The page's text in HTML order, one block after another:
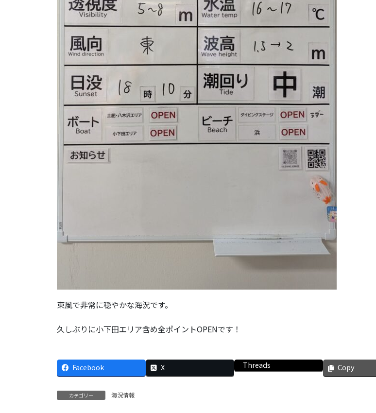
東風で非常に穏やかな海況です。
久しぶりに小下田エリア含め全ポイントOPENです！
Facebook X Threads Copy
カテゴリー 海況情報